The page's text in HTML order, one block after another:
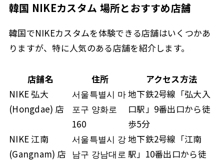
韓国 NIKEカスタム 場所とおすすめ店舗
韓国でNIKEカスタムを体験できる店舗はいくつかあ
りますが、特に人気のある店舗を紹介します。
店舗名 住所
アクセス方法
NIKE 弘大
(Hongdae) 店
서울특별시 마
포구 양화로
160
地下鉄2号線「弘大入
口駅」9番出口から徒
歩5分
NIKE 江南
(Gangnam) 店
서울특별시 강
남구 강남대로
地下鉄2号線「江南
駅」10番出口から徒